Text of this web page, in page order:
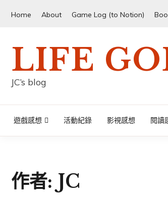
Home About Game Log (to Notion)
LIFE
JC’s blog
遊戲感想 活動紀錄 影視感想 閱讀
作者: JC